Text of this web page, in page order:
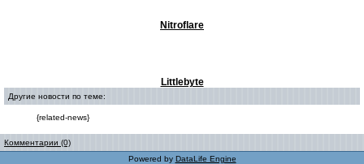
Nitroflare
Littlebyte
Другие новости по теме:
{related-news}
Комментарии (0)
Powered by DataLife Engine